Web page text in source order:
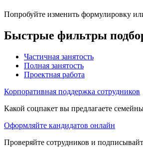
Попробуйте изменить формулировку
Быстрые фильтры
Частичная занятость
Полная занятость
Проектная работа
Корпоративная поддержка сотрудников
Какой соцпакет вы предлагаете
Оформляйте кандидатов онлайн
Проверяйте сотрудников и